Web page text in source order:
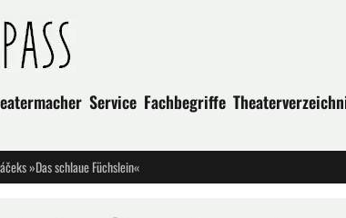
Service Fachbegriffe
»Das schlaue Füchslein«